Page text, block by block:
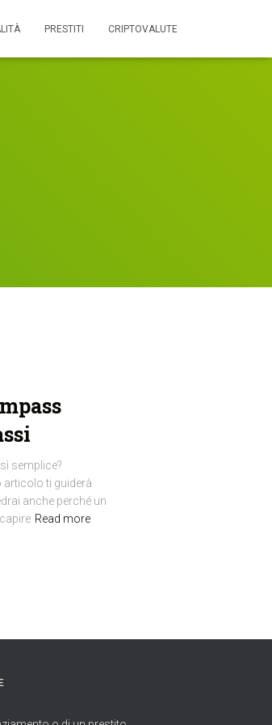
PRESTITI CRIPTOVALUTE
semplice?
articolo ti guiderà
anche perché un
Read more